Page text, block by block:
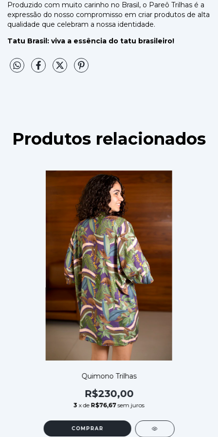
Produzido com muito carinho no Brasil, o Pareô Trilhas é a
expressão do nosso compromisso em criar produtos de alta
qualidade que celebram a nossa identidade.
Tatu Brasil: viva a essência do tatu brasileiro!
Produtos relacionados
Quimono Trilhas
R$230,00
3 x de R$76,67 sem juros